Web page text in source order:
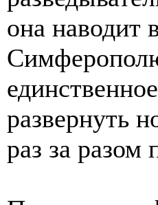
она наводит
развернуть
раз за разом